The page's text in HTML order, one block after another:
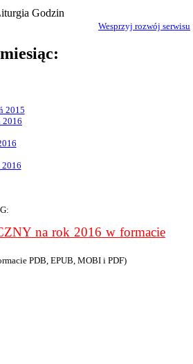
Wesprzyj rozwój serwisu
2015
2016
2016
na rok 2016 w formacie
PDB, EPUB, MOBI i PDF)